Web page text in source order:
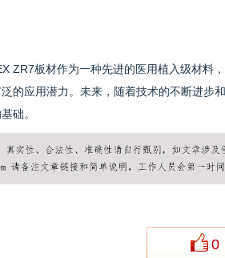
ZR7板材作为一种先进的医用植入级材料
的应用潜力。未来，随着技术的不断进步
础。
0